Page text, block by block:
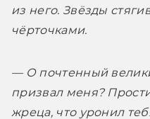
из него. Звёзды
чёрточками.
— О почтенный
призвал меня?
жреца, что уронил